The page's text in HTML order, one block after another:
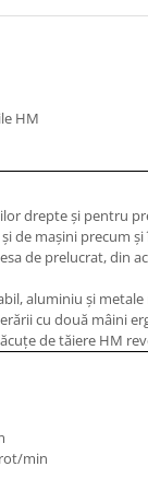
HM
drepte şi pentru
de maşini precum
de prelucrat, din
aluminiu şi metale
cu două mâini
de tăiere HM
min